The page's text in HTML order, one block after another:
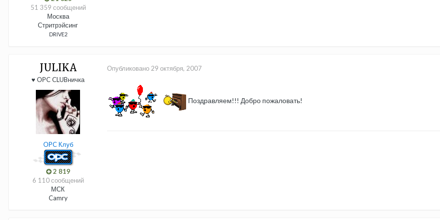
51 359 сообщений
Москва
Стритрэйсинг
DRIVE2
JULIKA
♥ OPC CLUBничка
OPC Клуб
2 819
6 110 сообщений
МСК
Camry
Опубликовано 29 октября, 2007
Поздравляем!!! Добро пожаловать!